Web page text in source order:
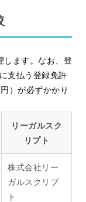
します。なお、登
支払う登録免許
）が必ずかかり
リーガルスク
リプト
株式会社リー
ガルスクリプ
ト